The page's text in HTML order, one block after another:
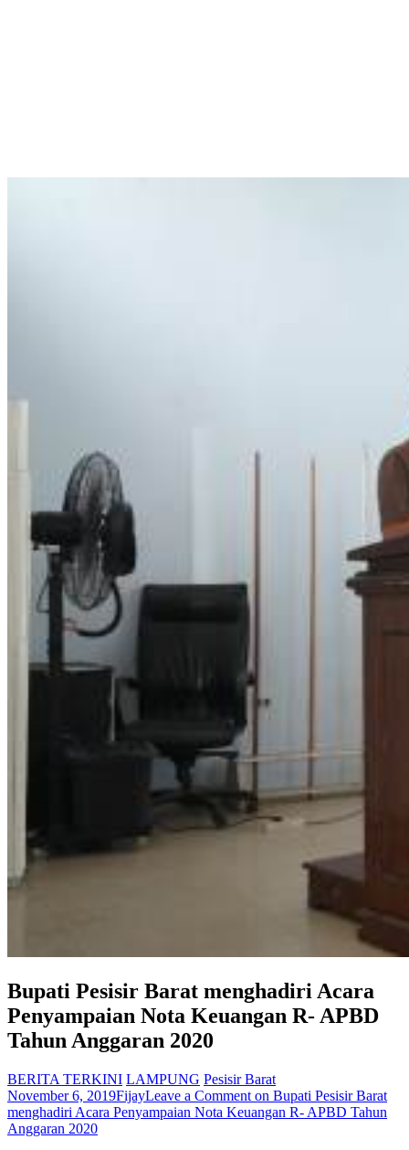
Bupati Pesisir Barat menghadiri Acara
Penyampaian Nota Keuangan R- APBD
Tahun Anggaran 2020
BERITA TERKINI LAMPUNG Pesisir Barat
November 6, 2019FijayLeave a Comment on Bupati Pesisir Barat
menghadiri Acara Penyampaian Nota Keuangan R- APBD Tahun
Anggaran 2020